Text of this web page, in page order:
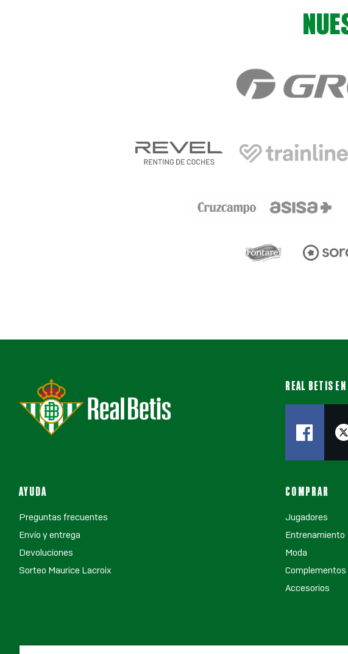
REAL BETIS
AYUDA
Preguntas frecuentes
Envío y entrega
Devoluciones
Sorteo Maurice Lacroix
COMPRAR
Jugadores
Entrenamiento
Moda
Complementos
Accesorios